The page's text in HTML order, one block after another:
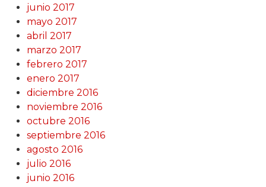
junio 2017
mayo 2017
abril 2017
marzo 2017
febrero 2017
enero 2017
diciembre 2016
noviembre 2016
octubre 2016
septiembre 2016
agosto 2016
julio 2016
junio 2016